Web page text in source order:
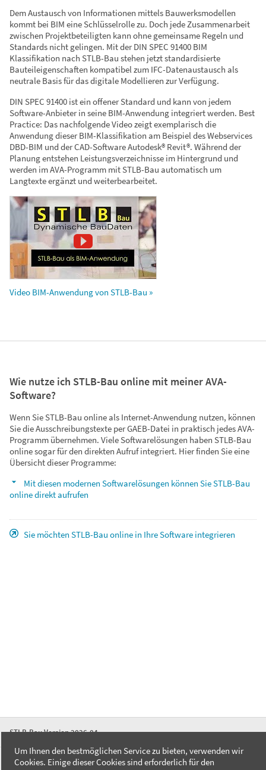
Dem Austausch von Informationen mittels Bauwerksmodellen
kommt bei BIM eine Schlüsselrolle zu. Doch jede Zusammenarbeit
zwischen Projektbeteiligten kann ohne gemeinsame Regeln und
Standards nicht gelingen. Mit der DIN SPEC 91400 BIM
Klassifikation nach STLB-Bau stehen jetzt standardisierte
Bauteileigenschaften kompatibel zum IFC-Datenaustausch als
neutrale Basis für das digitale Modellieren zur Verfügung.
DIN SPEC 91400 ist ein offener Standard und kann von jedem
Software-Anbieter in seine BIM-Anwendung integriert werden. Best
Practice: Das nachfolgende Video zeigt exemplarisch die
Anwendung dieser BIM-Klassifikation am Beispiel des Webservices
DBD-BIM und der CAD-Software Autodesk® Revit®. Während der
Planung entstehen Leistungsverzeichnisse im Hintergrund und
werden im AVA-Programm mit STLB-Bau automatisch um
Langtexte ergänzt und weiterbearbeitet.
Video BIM-Anwendung von STLB-Bau »
Wie nutze ich STLB-Bau online mit meiner AVA-
Software?
Wenn Sie STLB-Bau online als Internet-Anwendung nutzen, können
Sie die Ausschreibungstexte per GAEB-Datei in praktisch jedes AVA-
Programm übernehmen. Viele Softwarelösungen haben STLB-Bau
online sogar für den direkten Aufruf integriert. Hier finden Sie eine
Übersicht dieser Programme:
Mit diesen modernen Softwarelösungen können Sie STLB-Bau
online direkt aufrufen
Sie möchten STLB-Bau online in Ihre Software integrieren
STLB-Bau Version 2026-04
FAQ
Um Ihnen den bestmöglichen Service zu bieten, verwenden wir
Cookies. Einige dieser Cookies sind erforderlich für den